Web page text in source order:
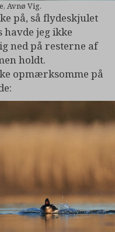
Avnø Vig.
på, så flydeskjulet
jeg ikke
ned på resterne af
holdt.
opmærksomme på